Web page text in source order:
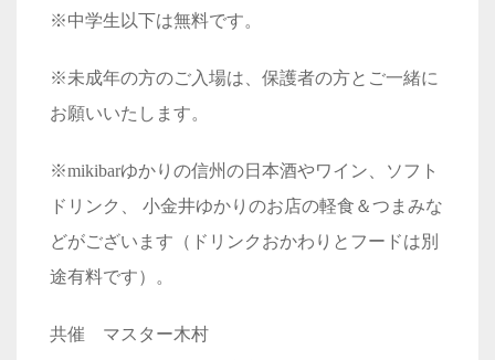
※中学生以下は無料です。
※未成年の方のご入場は、保護者の方とご一緒に
お願いいたします。
※mikibarゆかりの信州の日本酒やワイン、ソフト
ドリンク、 小金井ゆかりのお店の軽食＆つまみな
どがございます（ドリンクおかわりとフードは別
途有料です）。
共催 マスター木村